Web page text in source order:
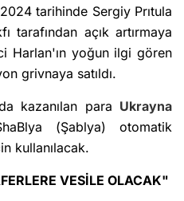
tarihinde Sergiy Prıtula
tarafından açık artırmaya
Harlan'ın yoğun ilgi gören
grivnaya satıldı.
kazanılan para Ukrayna
(Şablya) otomatik
kullanılacak.
VESİLE OLACAK"